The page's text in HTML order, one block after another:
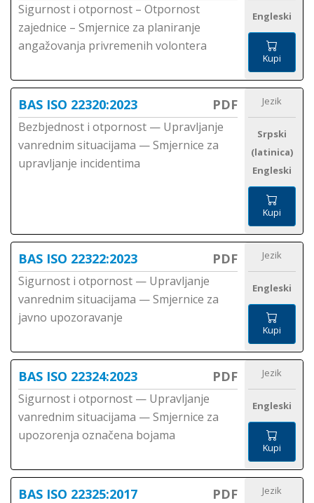
Sigurnost i otpornost – Otpornost
zajednice – Smjernice za planiranje
angažovanja privremenih volontera
Engleski
Kupi
BAS ISO 22320:2023 PDF
Bezbjednost i otpornost — Upravljanje
vanrednim situacijama — Smjernice za
upravljanje incidentima
Jezik
Srpski
(latinica)
Engleski
Kupi
BAS ISO 22322:2023 PDF
Sigurnost i otpornost — Upravljanje
vanrednim situacijama — Smjernice za
javno upozoravanje
Jezik
Engleski
Kupi
BAS ISO 22324:2023 PDF
Sigurnost i otpornost — Upravljanje
vanrednim situacijama — Smjernice za
upozorenja označena bojama
Jezik
Engleski
Kupi
BAS ISO 22325:2017 PDF Jezik